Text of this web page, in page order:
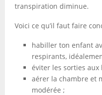
transpiration diminue.
Voici ce qu’il faut faire
habiller ton enfant
respirants,
éviter les sorties aux
aérer la chambre et
modérée ;